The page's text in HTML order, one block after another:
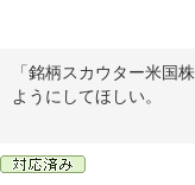
「銘柄スカウター米国
ようにしてほしい。